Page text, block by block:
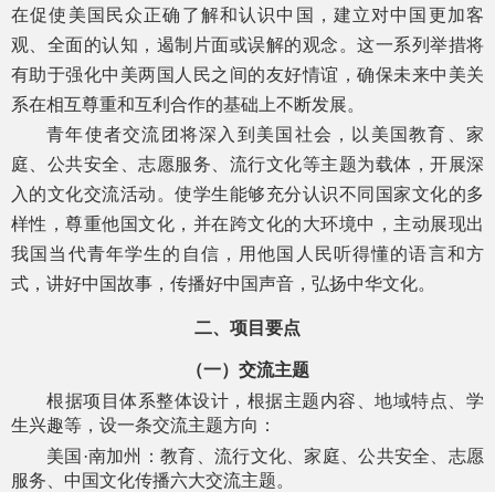
在促使美国民众正确了解和认识中国，建立对中国更加客
观、全面的认知，遏制片面或误解的观念。这一系列举措将
有助于强化中美两国人民之间的友好情谊，确保未来中美关
系在相互尊重和互利合作的基础上不断发展。
青年使者交流团将深入到美国社会，以美国教育、家
庭、公共安全、志愿服务、流行文化等主题为载体，开展深
入的文化交流活动。使学生能够充分认识不同国家文化的多
样性，尊重他国文化，并在跨文化的大环境中，主动展现出
我国当代青年学生的自信，用他国人民听得懂的语言和方
式，讲好中国故事，传播好中国声音，弘扬中华文化。
二、项目要点
（一）交流主题
根据项目体系整体设计，根据主题内容、地域特点、学
生兴趣等，设一条交流主题方向：
美国 ·南加州：教育、流行文化、家庭、公共安全、志愿
服务、中国文化传播六大交流主题。